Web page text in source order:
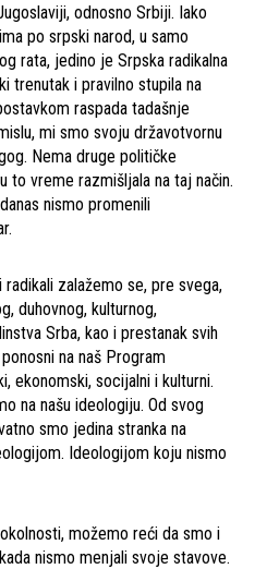
odnosno Srbiji. Iako
po srpski narod, u samo
rata, jedino je Srpska radikalna
trenutak i pravilno stupila na
raspada tadašnje
mi smo svoju državotvornu
Nema druge političke
to vreme razmišljala na taj način.
nismo promenili
zalažemo se, pre svega,
duhovnog, kulturnog,
Srba, kao i prestanak svih
na naš Program
ekonomski, socijalni i kulturni.
na našu ideologiju. Od svog
smo jedina stranka na
Ideologijom koju nismo
možemo reći da smo i
nismo menjali svoje stavove.